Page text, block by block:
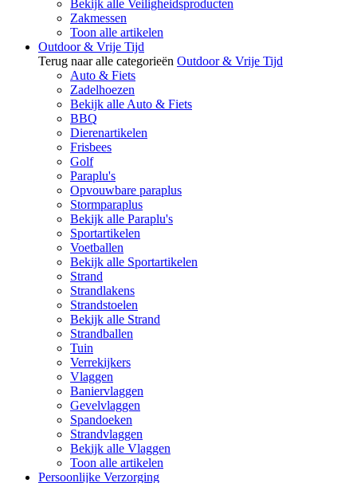
Bekijk alle Veiligheidsproducten
Zakmessen
Toon alle artikelen
Outdoor & Vrije Tijd
Terug naar alle categorieën Outdoor & Vrije Tijd
Auto & Fiets
Zadelhoezen
Bekijk alle Auto & Fiets
BBQ
Dierenartikelen
Frisbees
Golf
Paraplu's
Opvouwbare paraplus
Stormparaplus
Bekijk alle Paraplu's
Sportartikelen
Voetballen
Bekijk alle Sportartikelen
Strand
Strandlakens
Strandstoelen
Bekijk alle Strand
Strandballen
Tuin
Verrekijkers
Vlaggen
Baniervlaggen
Gevelvlaggen
Spandoeken
Strandvlaggen
Bekijk alle Vlaggen
Toon alle artikelen
Persoonlijke Verzorging